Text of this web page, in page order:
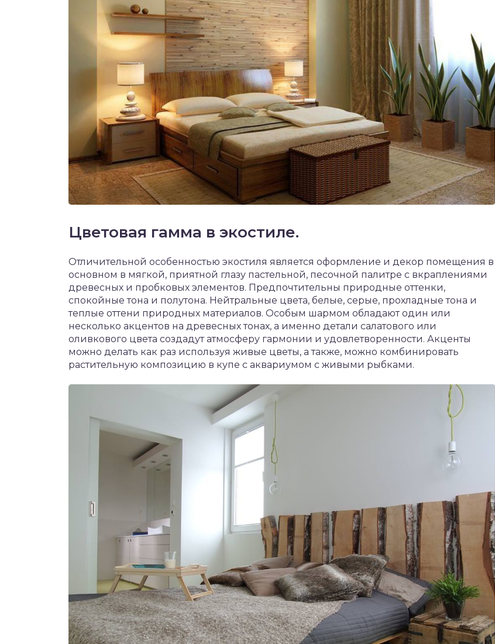
Цветовая гамма в экостиле.
Отличительной особенностью экостиля является оформление и декор помещения в
основном в мягкой, приятной глазу пастельной, песочной палитре с вкраплениями
древесных и пробковых элементов. Предпочтительны природные оттенки,
спокойные тона и полутона. Нейтральные цвета, белые, серые, прохладные тона и
теплые оттени природных материалов. Особым шармом обладают один или
несколько акцентов на древесных тонах, а именно детали салатового или
оливкового цвета создадут атмосферу гармонии и удовлетворенности. Акценты
можно делать как раз используя живые цветы, а также, можно комбинировать
растительную композицию в купе с аквариумом с живыми рыбками.